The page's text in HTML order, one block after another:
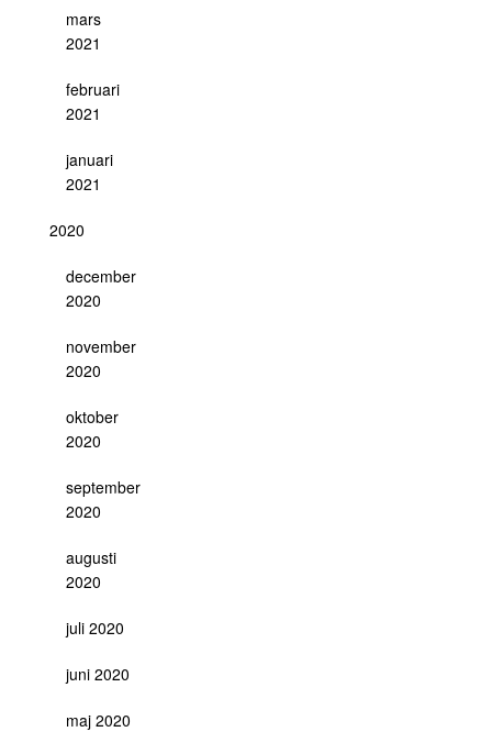
mars
2021
februari
2021
januari
2021
2020
december
2020
november
2020
oktober
2020
september
2020
augusti
2020
juli 2020
juni 2020
maj 2020